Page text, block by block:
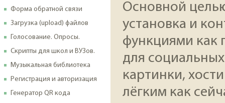
Форма обратной связи
Загрузка (upload) файлов
Голосование. Опросы.
Скрипты для школ и ВУЗов.
Музыкальная библиотека
Регистрация и авторизация
Генератор QR кода
Основной
установка и
функциями как
для
картинки,
лёгким как